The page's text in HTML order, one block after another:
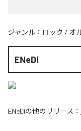
ジャンル： ロック / オ
ENeDi
ENeDiの他のリリース：